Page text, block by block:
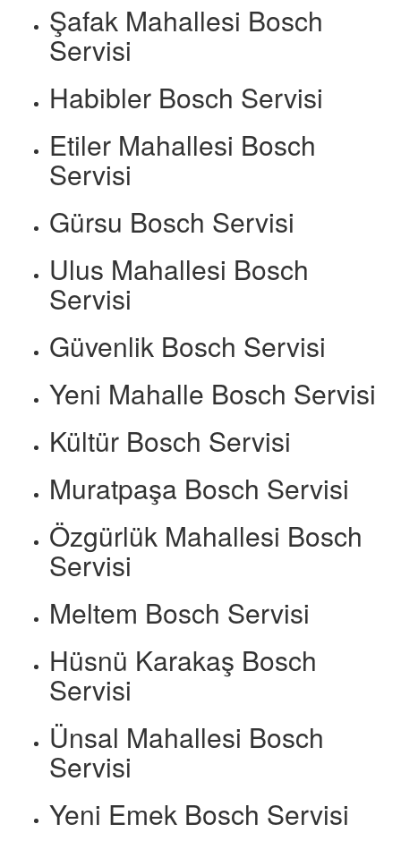
Şafak Mahallesi Bosch
Servisi
Habibler Bosch Servisi
Etiler Mahallesi Bosch
Servisi
Gürsu Bosch Servisi
Ulus Mahallesi Bosch
Servisi
Güvenlik Bosch Servisi
Yeni Mahalle Bosch Servisi
Kültür Bosch Servisi
Muratpaşa Bosch Servisi
Özgürlük Mahallesi Bosch
Servisi
Meltem Bosch Servisi
Hüsnü Karakaş Bosch
Servisi
Ünsal Mahallesi Bosch
Servisi
Yeni Emek Bosch Servisi